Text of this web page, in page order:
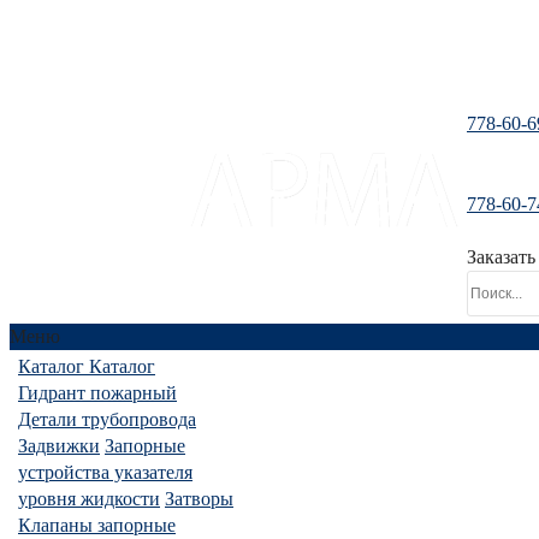
778-60-
778-60-
Меню
Каталог Каталог
Гидрант пожарный
Детали трубопровода
Задвижки Запорные
устройства указателя
уровня жидкости Затворы
Клапаны запорные